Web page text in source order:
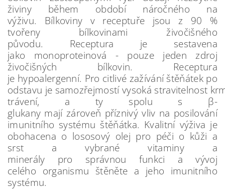
živiny během období náročného na
výživu. Bílkoviny v receptuře jsou z 90 %
tvořeny bílkovinami živočišného
původu. Receptura je sestavena
jako monoproteinová - pouze jeden zdroj
živočišných bílkovin. Receptura
je hypoalergenní. Pro citlivé zažívání štěňátek po
odstavu je samozřejmostí vysoká stravitelnost
trávení, a ty spolu s β-
glukany mají zároveň příznivý vliv na posilování
imunitního systému štěňátka. Kvalitní výživa je
obohacena o lososový olej pro péči o kůži a
srst a vybrané vitaminy a
minerály pro správnou funkci a vývoj
celého organismu štěněte a jeho imunitního
systému.